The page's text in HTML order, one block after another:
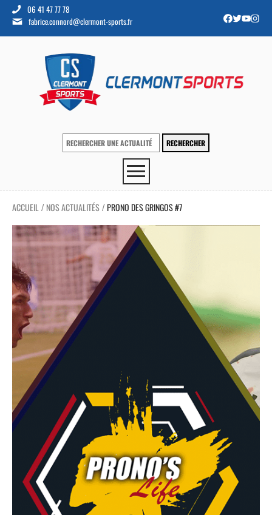
06 41 47 77 78
fabrice.connord@clermont-sports.fr
ACCUEIL / NOS ACTUALITÉS /PRONO DES GRINGOS #7